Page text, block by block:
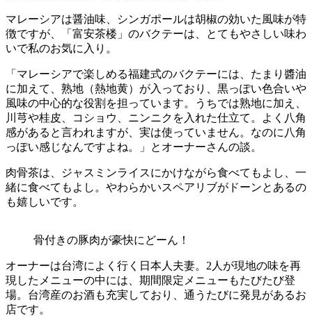
マレーシアは醤油味、シンガポールは胡椒の効いた風味が特
徴ですが、「富安茶楼」のバクテーは、とてもやさしい味わ
いで私のお気に入り。
「マレーシアで楽しめる福建式のバクテーには、たまり醬油
に加えて、熟地（熱地黄）が入っており、黒っぽい色合いや
風味の中心的な役割を担っています。うちでは熟地に加え、
川芎や桂皮、コショウ、ニンニクを入れた仕立て。よく八角
感があると言われますが、実は使っていません。なのに八角
っぽい感じなんですよね。」とオーナーさんの談。
肉骨茶は、ジャスミンライスにかけながら食べてもよし、一
緒に食べてもよし。やわらかいスペアリブがドーンとあるの
も嬉しいです。
骨付きの豚肉が豪快にどーん！
オーナーは台湾によく行く日本人夫妻。2人が現地の味を再
現したメニューの中には、期間限定メニューもたびたび登
場。台湾産のお酒も充実しており、通うたびに発見があるお
店です。